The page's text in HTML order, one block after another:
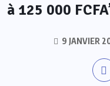
à 125 000
9 JANVIER